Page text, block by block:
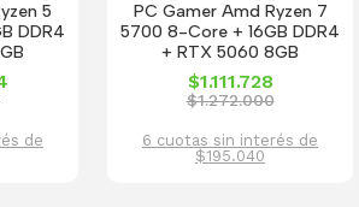
5
DDR4
de
PC Gamer Amd Ryzen 7
5700 8-Core + 16GB DDR4
+ RTX 5060 8GB
$1.111.728
$1.272.000
6 cuotas sin interés de
$195.040